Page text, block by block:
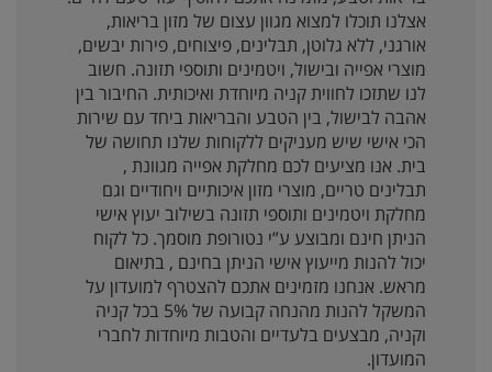
אצלנו תוכלו למצוא מגוון עצום של מזון בריאות,
אורגני, ללא גלוטן, תבלינים, פיצוחים, פירות יבשים,
מוצרי אפייה ובישול, ויטמינים ותוספי תזונה. חשוב
לנו שתזכו לחווית קניה מיוחדת ואיכותית. החיבור בין
אהבה לבישול, בין הטבע והבריאות ביחד עם שירות
הכי אישי שיש מעניקים ללקוחות שלנו תחושה של
בית. אנו מציעים לכם מחלקת אפייה מגוונת ,
תבלינים טריים, מוצרי מזון איכותיים ויחודיים וגם
מחלקת ויטמינים ותוספי תזונה בשילוב יעוץ אישי
הניתן חינם ומבוצע ע”י נטורופת מוסמך. כל לקוח
יכול להנות מייעוץ אישי הניתן בחינם , בתיאום
מראש. אנחנו מזמינים אתכם להצטרף למועדון על
המשקל להנות מהנחה קבועה של 5% בכל קניה
וקניה, מבצעים בלעדיים והטבות מיוחדות לחברי
המועדון.